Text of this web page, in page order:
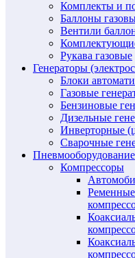
Комплекты и
Баллоны
Вентили
Рукава газовые
Генераторы
Блоки
Газовые
Бензиновые
Дизельные
Инверторные
Сварочные
Пневмооборудование
Компрессоры